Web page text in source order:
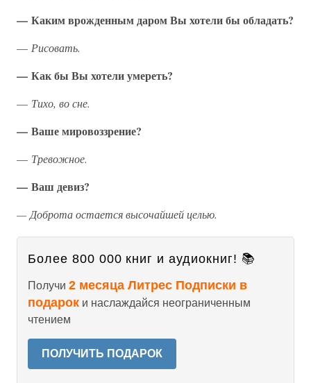
— Каким врожденным даром Вы хотели бы обладать?
— Рисовать.
— Как бы Вы хотели умереть?
— Тихо, во сне.
— Ваше мировоззрение?
— Тревожное.
— Ваш девиз?
— Доброта остается высочайшей целью.
Более 800 000 книг и аудиокниг! 📚
Получи 2 месяца Литрес Подписки в
подарок и наслаждайся неограниченным
чтением
ПОЛУЧИТЬ ПОДАРОК